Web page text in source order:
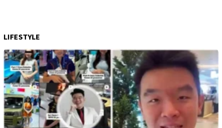
LIFESTYLE